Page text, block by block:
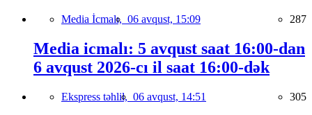
Media İcmalı, 06 avqust, 15:09 287
Media icmalı: 5 avqust saat 16:00-dan
6 avqust 2026-cı il saat 16:00-dək
Ekspress təhlil, 06 avqust, 14:51 305